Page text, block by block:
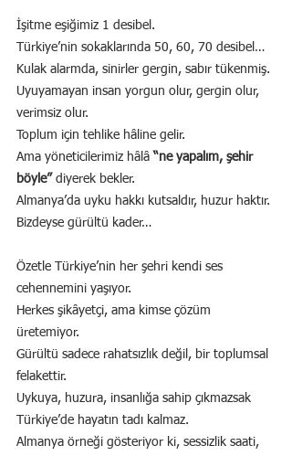
İşitme eşiğimiz 1 desibel.
Türkiye’nin sokaklarında 50, 60, 70 desibel…
Kulak alarmda, sinirler gergin, sabır tükenmiş.
Uyuyamayan insan yorgun olur, gergin olur,
verimsiz olur.
Toplum için tehlike hâline gelir.
Ama yöneticilerimiz hâlâ “ne yapalım, şehir
böyle” diyerek bekler.
Almanya’da uyku hakkı kutsaldır, huzur haktır.
Bizdeyse gürültü kader…
Özetle Türkiye’nin her şehri kendi ses
cehennemini yaşıyor.
Herkes şikâyetçi, ama kimse çözüm
üretemiyor.
Gürültü sadece rahatsızlık değil, bir toplumsal
felakettir.
Uykuya, huzura, insanlığa sahip çıkmazsak
Türkiye’de hayatın tadı kalmaz.
Almanya örneği gösteriyor ki, sessizlik saati,